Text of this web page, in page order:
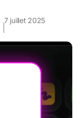
7 juillet 2025